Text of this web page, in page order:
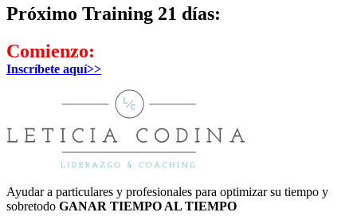
Próximo Training 21 días:
Comienzo:
Inscríbete aquí>>
Ayudar a particulares y profesionales para optimizar su tiempo y
sobretodo GANAR TIEMPO AL TIEMPO